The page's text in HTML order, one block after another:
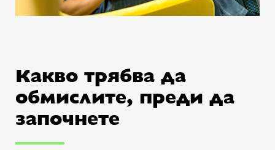
Какво трябва да
обмислите, преди да
започнете